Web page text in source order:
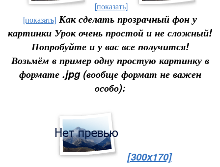
[показать]
[показать] Как сделать прозрачный фон у
картинки Урок очень простой и не сложный!
Попробуйте и у вас все получится!
Возьмём в пример одну простую картинку в
формате .jpg (вообще формат не важен
особо):
[300x170]